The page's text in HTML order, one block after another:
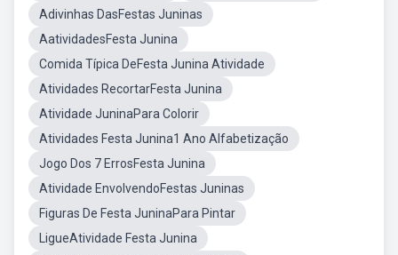
Adivinhas DasFestas Juninas
AatividadesFesta Junina
Comida Típica DeFesta Junina Atividade
Atividades RecortarFesta Junina
Atividade JuninaPara Colorir
Atividades Festa Junina1 Ano Alfabetização
Jogo Dos 7 ErrosFesta Junina
Atividade EnvolvendoFestas Juninas
Figuras De Festa JuninaPara Pintar
LigueAtividade Festa Junina